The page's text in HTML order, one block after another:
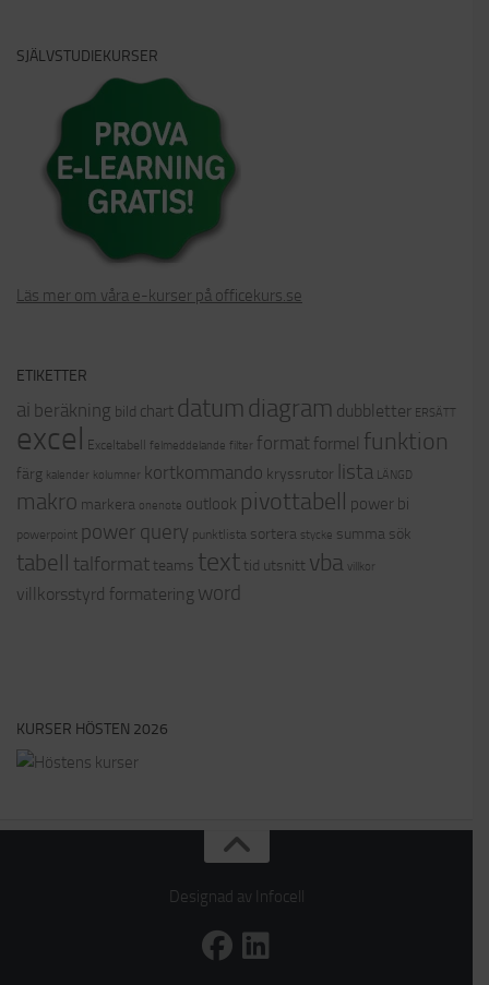
SJÄLVSTUDIEKURSER
Läs mer om våra e-kurser på officekurs.se
ETIKETTER
ai beräkning bild chart datum diagram dubbletter ERSÄTT
excel Exceltabell felmeddelande filter format formel funktion
färg kalender kolumner kortkommando kryssrutor lista LÄNGD
makro markera onenote outlook pivottabell power bi
powerpoint power query punktlista sortera stycke summa sök
tabell talformat teams text tid utsnitt vba villkor
villkorsstyrd formatering word
KURSER HÖSTEN 2026
Designad av Infocell